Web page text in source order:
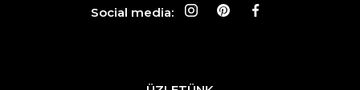
Social media: